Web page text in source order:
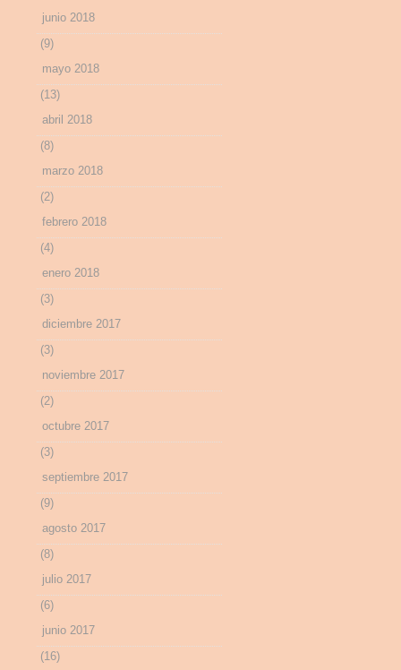
junio 2018
(9)
mayo 2018
(13)
abril 2018
(8)
marzo 2018
(2)
febrero 2018
(4)
enero 2018
(3)
diciembre 2017
(3)
noviembre 2017
(2)
octubre 2017
(3)
septiembre 2017
(9)
agosto 2017
(8)
julio 2017
(6)
junio 2017
(16)